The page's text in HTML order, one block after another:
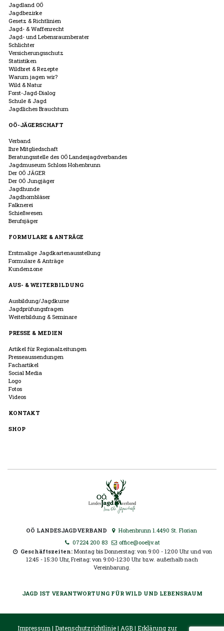
Jagdland OÖ
Jagdbezirke
Gesetz & Richtlinien
Jagd- & Waffenrecht
Jagd- und Lebensraumberater
Schlichter
Versicherungsschutz
Statistiken
Wildbret & Rezepte
Warum jagen wir?
Wild & Natur
Forst-Jagd-Dialog
Schule & Jagd
Jagdliches Brauchtum
OÖ-JÄGERSCHAFT
Verband
Ihre Mitgliedschaft
Beratungsstelle des OÖ Landesjagdverbandes
Jagdmuseum Schloss Hohenbrunn
Der OÖ JÄGER
Der OÖ Jungjäger
Jagdhunde
Jagdhornbläser
Falknerei
Schießwesen
Berufsjäger
FORMULARE & ANTRÄGE
Erstmalige Jagdkartenausstellung
Formulare & Anträge
Kundenzone
AUS- & WEITERBILDUNG
Ausbildung/Jagdkurse
Jagdprüfungsfragen
Weiterbildung & Seminare
PRESSE & MEDIEN
Artikel für Regionalzeitungen
Presseaussendungen
Fachartikel
Social Media
Logo
Fotos
Videos
KONTAKT
SHOP
OÖ LANDESJAGDVERBAND
Hohenbrunn 1.4490 St. Florian
07224 200 83
office@ooeljv.at
Geschäftszeiten: Montag bis Donnerstag: von 9:00 - 12:00 Uhr und von
12:45 - 15:30 Uhr, Freitag: von 9:00-12:30 Uhr bzw. außerhalb nach
Vereinbarung.
JAGD IST VERANTWORTUNG FÜR WILD UND LEBENSRAUM
Impressum | Datenschutzrichtlinie| AGB| Erklärung zur